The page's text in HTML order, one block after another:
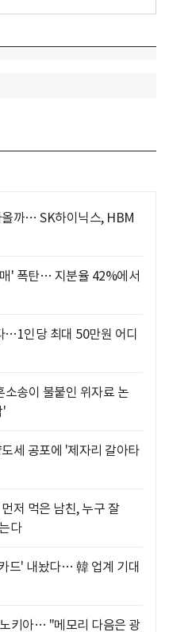
까… SK하이닉스, HBM
' 폭탄… 지분율 42%에서
…1인당 최대 50만원 어디
송이 불붙인 위자료 논
'
세 공포에 '제자리 갈아타
저 먹은 남친, 누구 잘
다
드' 내놨다… 韓 업계 기대
키아… "메모리 다음은 광